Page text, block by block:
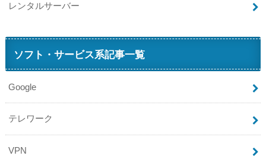
レンタルサーバー
ソフト・サービス系記事一覧
Google
テレワーク
VPN